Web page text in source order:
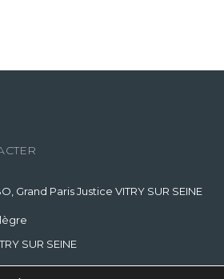
Grand Paris Justice VITRY SUR SEINE
SUR SEINE